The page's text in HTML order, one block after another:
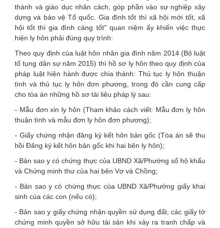
thành và giáo dục nhân cách, góp phần vào sự nghiệp xây
dựng và bảo vệ Tổ quốc. Gia đình tốt thì xã hội mới tốt, xã
hội tốt thì gia đình càng tốt" quan niệm ấy khiến việc thực
hiện ly hôn phải đúng quy trình:
Theo quy định của luật hôn nhân gia đình năm 2014 (Bộ luật
tố tụng dân sự năm 2015) thì hồ sơ ly hôn theo quy định của
pháp luật hiện hành được chia thành: Thủ tục ly hôn thuận
tình và thủ tục ly hôn đơn phương, trong đó cần cung cấp
cho tòa án những hồ sơ tài liệu pháp lý sau:
- Mẫu đơn xin ly hôn (Tham khảo cách viết: Mẫu đơn ly hôn
thuận tình và mẫu đơn ly hôn đơn phương);
- Giấy chứng nhận đăng ký kết hôn bản gốc (Tòa án sẽ thu
hồi Đăng ký kết hôn bản gốc khi hai bên ly hôn);
- Bản sao y có chứng thực của UBND Xã/Phường sổ hộ khẩu
và Chứng minh thư của hai bên Vợ và Chồng;
- Bản sao y có chứng thực của UBND Xã/Phường giấy khai
sinh của các con (nếu có);
- Bản sao y giấy chứng nhận quyền sử dụng đất, các giấy tờ
chứng minh quyền sở hữu tài sản khi xảy ra tranh chấp và